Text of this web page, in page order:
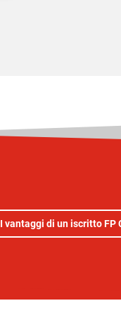
I vantaggi di un iscritto FP